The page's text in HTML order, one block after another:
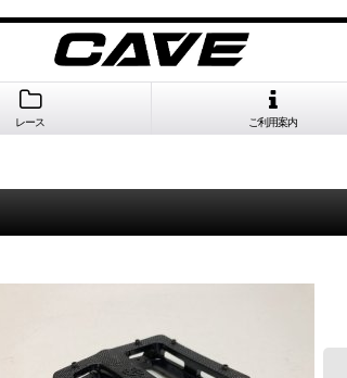
レース ご利用案内